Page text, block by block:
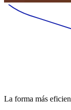
La forma más